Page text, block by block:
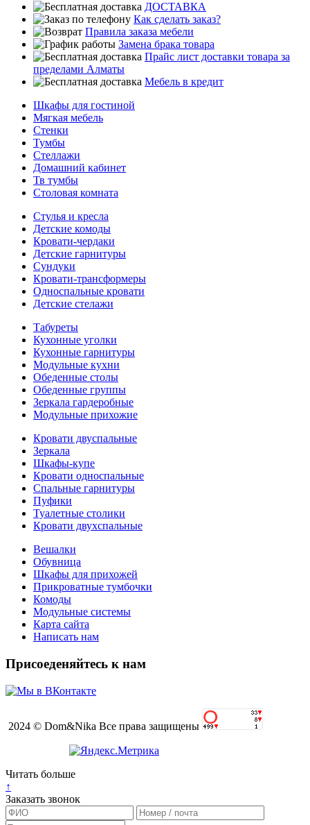
ДОСТАВКА
Как сделать заказ?
Правила заказа мебели
Замена брака товара
Прайс лист доставки товара за
пределами Алматы
Мебель в кредит
Шкафы для гостиной
Мягкая мебель
Стенки
Тумбы
Стеллажи
Домашний кабинет
Тв тумбы
Столовая комната
Стулья и кресла
Детские комоды
Кровати-чердаки
Детские гарнитуры
Сундуки
Кровати-трансформеры
Односпальные кровати
Детские стелажи
Табуреты
Кухонные уголки
Кухонные гарнитуры
Модульные кухни
Обеденные столы
Обеденные группы
Зеркала гардеробные
Модульные прихожие
Кровати двуспальные
Зеркала
Шкафы-купе
Кровати односпальные
Спальные гарнитуры
Пуфики
Туалетные столики
Кровати двухспальные
Вешалки
Обувница
Шкафы для прихожей
Прикроватные тумбочки
Комоды
Модульные системы
Карта сайта
Написать нам
Присоеденяйтесь к нам
2024 © Dom&Nika Все права защищены
Читать больше
↑
Заказать звонок